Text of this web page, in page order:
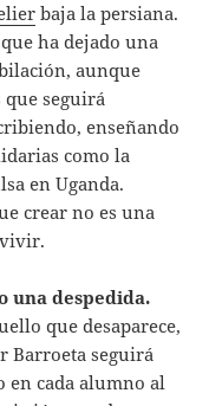
baja la persiana.
ha dejado una
aunque
seguirá
enseñando
como la
en Uganda.
crear no es una
una despedida.
que desaparece,
Barroeta seguirá
en cada alumno al